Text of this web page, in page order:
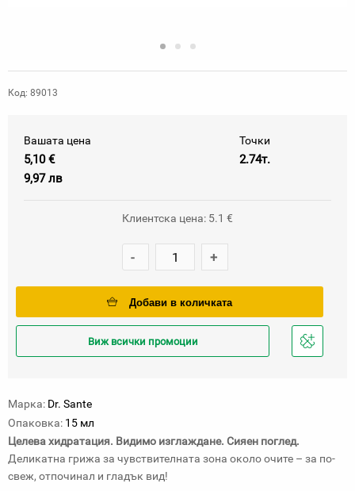
Код: 89013
Вашата цена
5,10 €
9,97 лв
Точки
2.74т.
Клиентска цена: 5.1 €
- +
Добави в количката
Виж всички промоции
Добави
Марка: Dr. Sante
Опаковка: 15 мл
Целева хидратация. Видимо изглаждане. Сияен поглед.
Деликатна грижа за чувствителната зона около очите – за по-
свеж, отпочинал и гладък вид!